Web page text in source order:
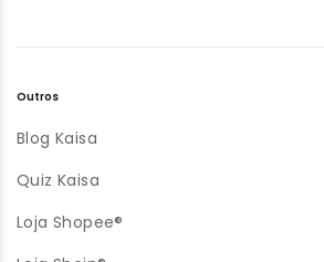
Outros
Blog Kaisa
Quiz Kaisa
Loja Shopee®